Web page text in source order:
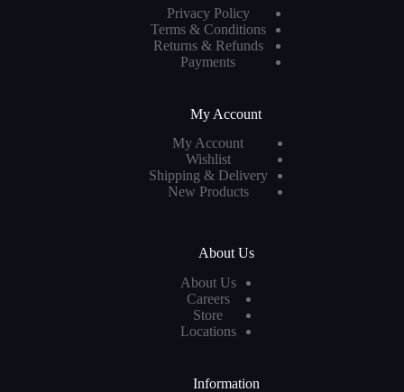
Privacy Policy
Terms & Conditions
Returns & Refunds
Payments
My Account
My Account
Wishlist
Shipping & Delivery
New Products
About Us
About Us
Careers
Store
Locations
Information